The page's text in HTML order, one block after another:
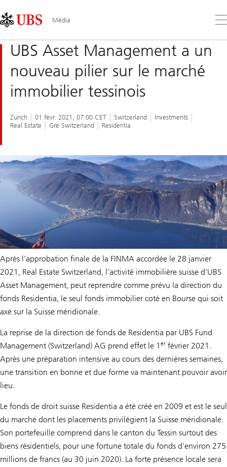
Links
Area
Média
le
UBS Asset Management a un
nouveau pilier sur le marché
immobilier tessinois
Zurich 01 févr. 2021, 07:00 CET Switzerland
Investments
Real Estate
Gre Switzerland Residentia
Après l’approbation finale de la FINMA accordée le 28 janvier
2021, Real Estate Switzerland, l’activité immobilière suisse d’UBS
Asset Management, peut reprendre comme prévu la direction du
fonds Residentia, le seul fonds immobilier coté en Bourse qui soit
axé sur la Suisse méridionale.
La reprise de la direction de fonds de Residentia par UBS Fund
Management (Switzerland) AG prend effet le 1 er février 2021.
Après une préparation intensive au cours des dernières semaines,
une transition en bonne et due forme va maintenant pouvoir avoir
lieu.
Le fonds de droit suisse Residentia a été créé en 2009 et est le seul
du marché dont les placements privilégient la Suisse méridionale.
Son portefeuille comprend dans le canton du Tessin surtout des
biens résidentiels, pour une fortune totale du fonds d’environ 275
millions de francs (au 30 juin 2020). La forte présence locale sera